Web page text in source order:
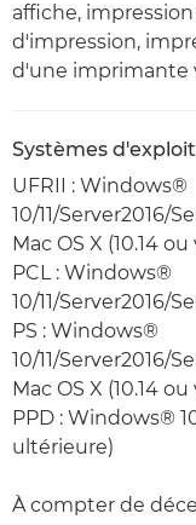
affiche,
d'impression,
d'une imprimante
Systèmes
UFRII : Windows®
10/11/Server2016/
Mac OS X (10.14
PCL : Windows®
10/11/Server2016/
PS : Windows®
10/11/Server2016/
Mac OS X (10.14
PPD : Windows®
ultérieure)
À compter de